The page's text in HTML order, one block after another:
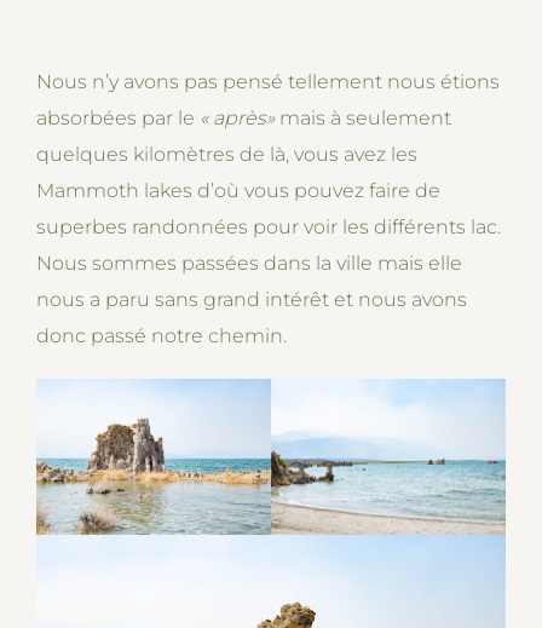
Nous n’y avons pas pensé tellement nous étions
absorbées par le « après»mais à seulement
quelques kilomètres de là, vous avez les
Mammoth lakes d’où vous pouvez faire de
superbes randonnées pour voir les différents lac.
Nous sommes passées dans la ville mais elle
nous a paru sans grand intérêt et nous avons
donc passé notre chemin.